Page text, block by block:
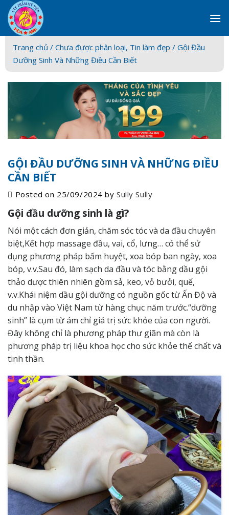
Skip
to
content
Trang chủ / Chưa được phân loại, Tin làm đẹp / Gội Đầu
Dưỡng Sinh Và Những Điều Cần Biết
GỘI ĐẦU DƯỠNG SINH VÀ NHỮNG ĐIỀU
CẦN BIẾT
Posted on 25/09/2024 bySully Sully
Gội đầu dưỡng sinh là gì?
Nói một cách đơn giản, chăm sóc tóc và da đầu chuyên
biệt,Kết hợp massage đầu, vai, cổ, lưng… có thể sử
dụng phương pháp bấm huyệt, xoa bóp ban ngày, xoa
bóp, v.v.Sau đó, làm sạch da đầu và tóc bằng dầu gội
thảo dược thiên nhiên gồm sả, keo, vỏ bưởi, quế,
v.v.Khái niệm dầu gội dưỡng có nguồn gốc từ Ấn Độ và
du nhập vào Việt Nam từ hàng chục năm trước.“dưỡng
sinh” là cụm từ ám chỉ giá trị sức khỏe của con người.
Đây không chỉ là phương pháp thư giãn mà còn là
phương pháp trị liệu khoa học cho sức khỏe thể chất và
tinh thần.